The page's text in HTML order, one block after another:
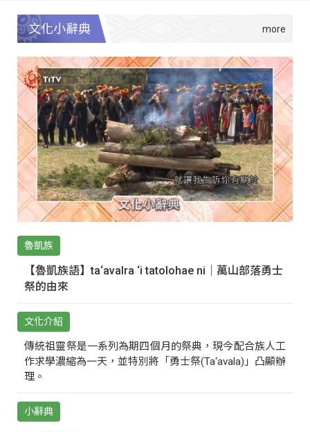
文化小辭典
魯凱族
【魯凱族語】ta‘avalra ‘i tatolohae ni｜萬山部落勇士
祭的由來
文化介紹
傳統祖靈祭是一系列為期四個月的祭典，現今配合族人工
作求學濃縮為一天，並特別將「勇士祭(Ta‘avala)」凸顯辦
理。
小辭典